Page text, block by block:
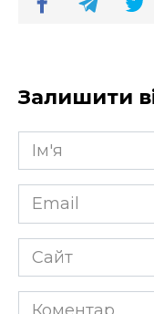
Залишити
Ім'я
*
Email
*
Сайт
Коментар